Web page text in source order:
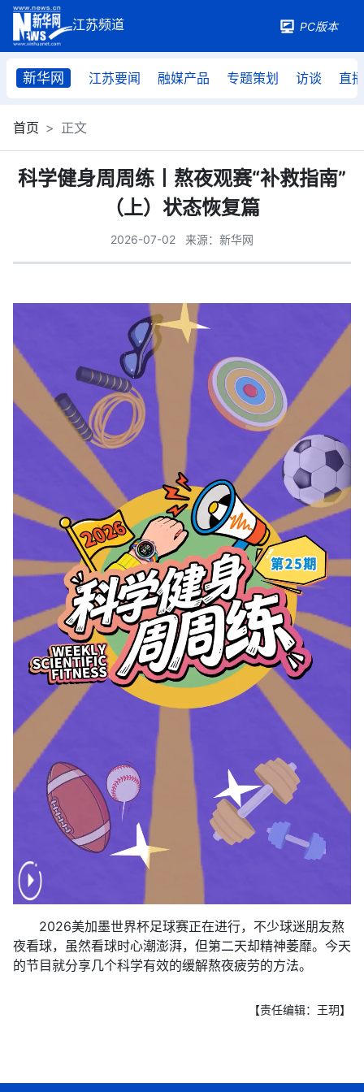
PC版本
新华网 江苏要闻 融媒产品 专题策划 访谈 直播
首页 正文
科学健身周周练丨熬夜观赛“补救指南”
（上）状态恢复篇
2026-07-02 来源：新华网
2026美加墨世界杯足球赛正在进行，不少球迷朋友熬
夜看球，虽然看球时心潮澎湃，但第二天却精神萎靡。今天
的节目就分享几个科学有效的缓解熬夜疲劳的方法。
【责任编辑：王玥】